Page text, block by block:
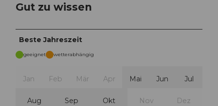
Gut zu wissen
Beste Jahreszeit
geeignet wetterabhängig
Jan Feb Mär Apr Mai Jun Jul
Aug Sep Okt Nov Dez